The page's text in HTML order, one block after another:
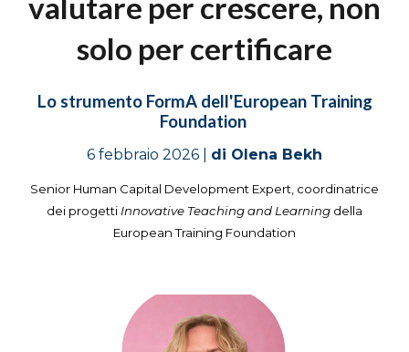
valutare per crescere, non
solo per certificare
Lo strumento FormA dell'European Training
Foundation
6 febbraio 2026 di Olena Bekh
Senior Human Capital Development Expert, coordinatrice
dei progetti Innovative Teaching and Learning della
European Training Foundation